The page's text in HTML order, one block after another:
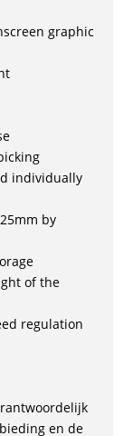
graphic
individually
by
of the
regulation
en de